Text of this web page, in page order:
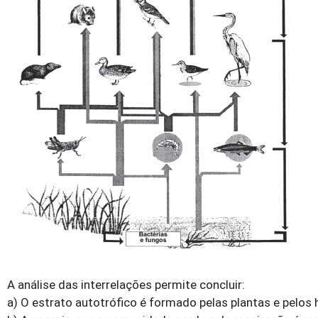
A análise das interrelações permite concluir:
a) O estrato autotrófico é formado pelas plantas e pelos